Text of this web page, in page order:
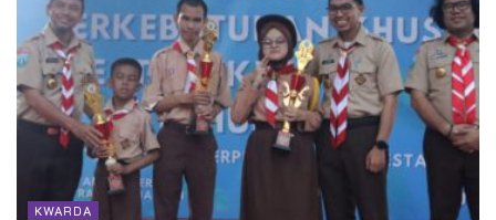
KWARDA